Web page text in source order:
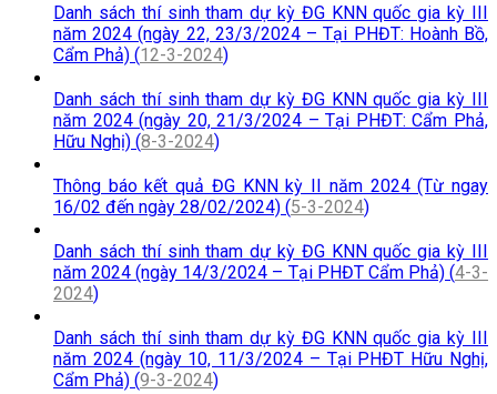
Danh sách thí sinh tham dự kỳ ĐG KNN quốc gia kỳ III
năm 2024 (ngày 22, 23/3/2024 – Tại PHĐT: Hoành Bồ,
Cẩm Phả) (12-3-2024)
Danh sách thí sinh tham dự kỳ ĐG KNN quốc gia kỳ III
năm 2024 (ngày 20, 21/3/2024 – Tại PHĐT: Cẩm Phả,
Hữu Nghị) (8-3-2024)
Thông báo kết quả ĐG KNN kỳ II năm 2024 (Từ ngay
16/02 đến ngày 28/02/2024) (5-3-2024)
Danh sách thí sinh tham dự kỳ ĐG KNN quốc gia kỳ III
năm 2024 (ngày 14/3/2024 – Tại PHĐT Cẩm Phả) (4-3-
2024)
Danh sách thí sinh tham dự kỳ ĐG KNN quốc gia kỳ III
năm 2024 (ngày 10, 11/3/2024 – Tại PHĐT Hữu Nghị,
Cẩm Phả) (9-3-2024)